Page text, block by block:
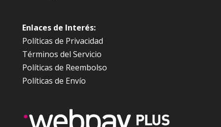
Enlaces de Interés:
Políticas de Privacidad
Términos del Servicio
Políticas de Reembolso
Políticas de Envío